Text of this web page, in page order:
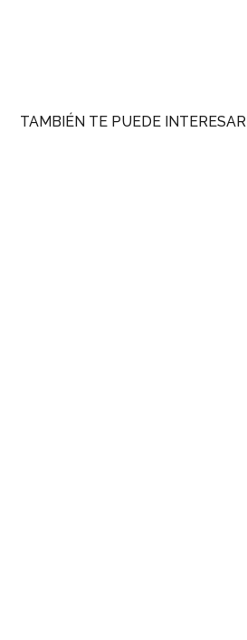
TAMBIÉN TE PUEDE INTERESAR